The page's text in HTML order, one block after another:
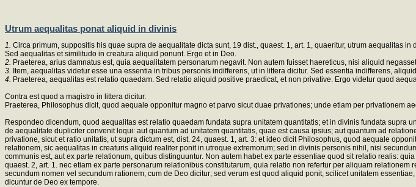
Utrum aequalitas ponat aliquid in divinis
1. Circa primum, suppositis his quae supra de aequalitate dicta sunt, 19 dist., quaest. 1, art. 1, quaeritur, utrum aequalitas
Sed aequalitas et similitudo in creatura aliquid ponunt. Ergo et in Deo.
2. Praeterea, arius damnatus est, quia aequalitatem personarum negavit. Non autem fuisset haereticus, nisi aliquid
3. Item, aequalitas videtur esse una essentia in tribus personis indifferens, ut in littera dicitur. Sed essentia indifferens,
4. Praeterea, aequalitas est relatio quaedam. Sed relatio aliquid positive praedicat, et non privative. Ergo videtur quod
Contra est quod a magistro in littera dicitur.
Praeterea, Philosophus dicit, quod aequale opponitur magno et parvo sicut duae privationes; unde etiam per privationem
Respondeo dicendum, quod aequalitas est relatio quaedam fundata supra unitatem quantitatis; et in divinis fundata
de aequalitate dupliciter convenit loqui: aut quantum ad unitatem quantitatis, quae est causa ipsius; aut quantum ad
privatione, sicut et ratio unitatis, ut supra dictum est, dist. 24, quaest. 1, art. 3: et ideo dicit Philosophus, quod aequale
relationem, sic aequalitas in creaturis aliquid realiter ponit in utroque extremorum; sed in divinis personis nihil, nisi
communis est, aut ex parte relationum, quibus distinguuntur. Non autem habet ex parte essentiae quod sit relatio realis:
quaest. 2, art. 1. nec etiam ex parte personarum relationibus constitutarum, quia relatio non refertur per aliquam
secundum nomen vel secundum rationem, cum de Deo dicitur; sed verum est quod aliquid ponit, scilicet unitatem
dicuntur de Deo ex tempore.